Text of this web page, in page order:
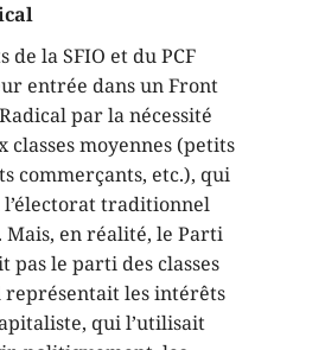
de la SFIO et du PCF
entrée dans un Front
par la nécessité
classes moyennes (petits
commerçants, etc.), qui
traditionnel
Mais, en réalité, le Parti
pas le parti des classes
représentait les intérêts
qui l’utilisait